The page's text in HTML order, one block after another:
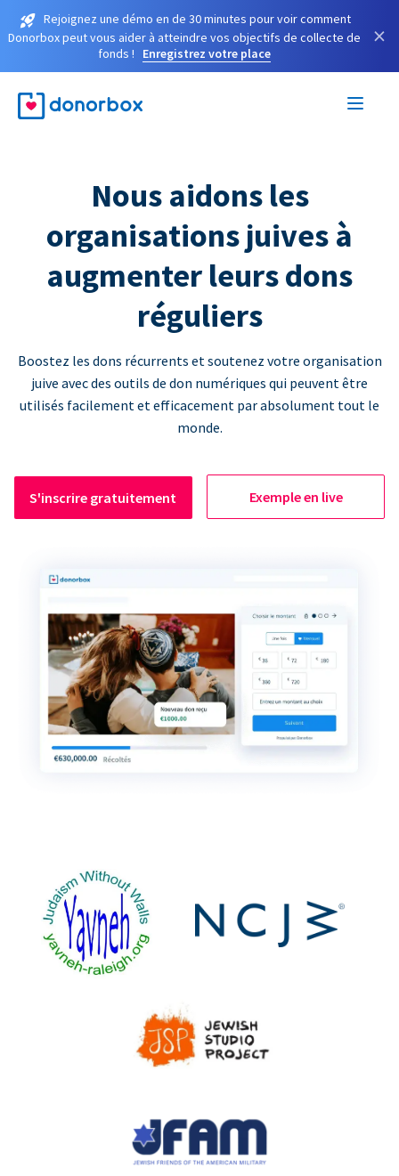
Rejoignez une démo en de 30 minutes pour voir comment
Donorbox peut vous aider à atteindre vos objectifs de collecte de
fonds !
Enregistrez votre place
×
Nous aidons les
organisations juives à
augmenter leurs dons
réguliers
Boostez les dons récurrents et soutenez votre organisation
juive avec des outils de don numériques qui peuvent être
utilisés facilement et efficacement par absolument tout le
monde.
S'inscrire gratuitement Exemple en live